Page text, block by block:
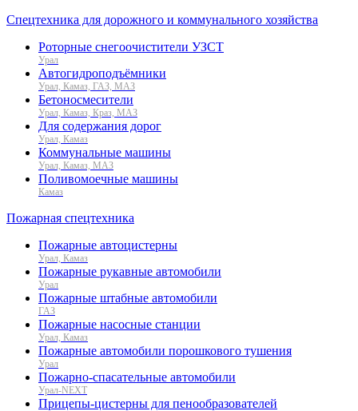
Спецтехника для дорожного и коммунального хозяйства
Роторные снегоочистители УЗСТ
Урал
Автогидроподъёмники
Урал, Камаз, ГАЗ, МАЗ
Бетоносмесители
Урал, Камаз, Краз, МАЗ
Для содержания дорог
Урал, Камаз
Коммунальные машины
Урал, Камаз, МАЗ
Поливомоечные машины
Камаз
Пожарная спецтехника
Пожарные автоцистерны
Урал, Камаз
Пожарные рукавные автомобили
Урал
Пожарные штабные автомобили
ГАЗ
Пожарные насосные станции
Урал, Камаз
Пожарные автомобили порошкового тушения
Урал
Пожарно-спасательные автомобили
Урал-NEXT
Прицепы-цистерны для пенообразователей